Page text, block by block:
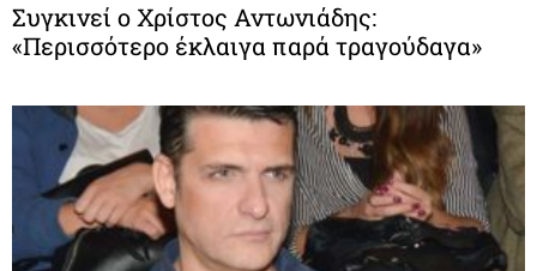
Συγκινεί ο Χρίστος Αντωνιάδης:
«Περισσότερο έκλαιγα παρά τραγούδαγα»